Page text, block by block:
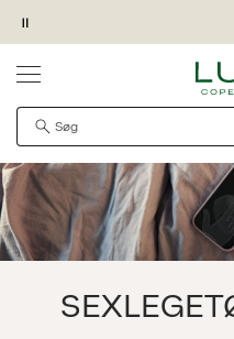
Pause
SKRIV MIG OP
KØB OG HENT I
GIV OS LOV TIL AT VISE
PRODUKTET KAN
Det kan være, at
midlertidigt utilgængeligt
QUICK SHOP